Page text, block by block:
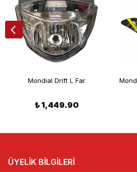
Mondial Drift L Far
₺ 1,449.90
ÜYELİK BİLGİLERİ